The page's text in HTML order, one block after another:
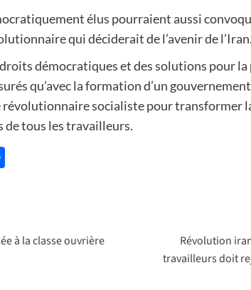
élus pourraient aussi
qui déciderait de l’avenir de l’Iran.
démocratiques et des solutions pour la
qu’avec la formation d’un
révolutionnaire socialiste pour transformer
tous les travailleurs.
à la classe ouvrière
Révolution
travailleurs doit